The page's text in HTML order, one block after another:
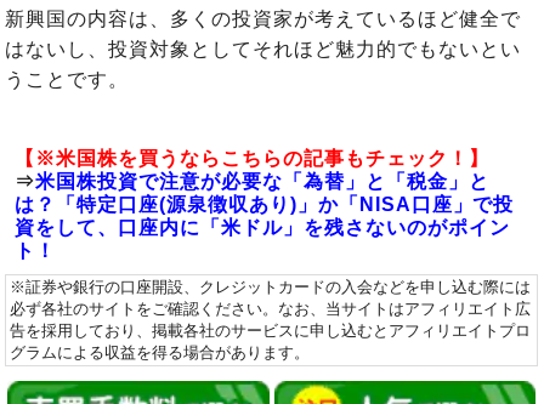
新興国の内容は、多くの投資家が考えているほど健全で
はないし、投資対象としてそれほど魅力的でもないとい
うことです。
【※米国株を買うならこちらの記事もチェック！】
⇒米国株投資で注意が必要な「為替」と「税金」と
は？「特定口座(源泉徴収あり)」か「NISA口座」で投
資をして、口座内に「米ドル」を残さないのがポイン
ト！
※証券や銀行の口座開設、クレジットカードの入会などを申し込む際には
必ず各社のサイトをご確認ください。なお、当サイトはアフィリエイト広
告を採用しており、掲載各社のサービスに申し込むとアフィリエイトプロ
グラムによる収益を得る場合があります。